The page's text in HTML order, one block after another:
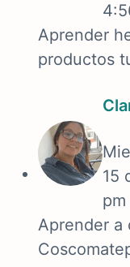
Aprender
productos
15
pm
Aprender a